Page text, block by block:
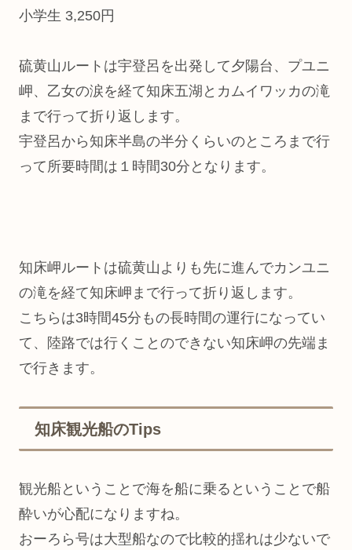
小学生 3,250円
硫黄山ルートは宇登呂を出発して夕陽台、プユニ
岬、乙女の涙を経て知床五湖とカムイワッカの滝
まで行って折り返します。
宇登呂から知床半島の半分くらいのところまで行
って所要時間は１時間30分となります。
知床岬ルートは硫黄山よりも先に進んでカンユニ
の滝を経て知床岬まで行って折り返します。
こちらは3時間45分もの長時間の運行になってい
て、陸路では行くことのできない知床岬の先端ま
で行きます。
知床観光船のTips
観光船ということで海を船に乗るということで船
酔いが心配になりますね。
おーろら号は大型船なので比較的揺れは少ないで